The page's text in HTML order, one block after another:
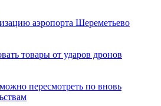
аэропорта Шереметьево
товары от ударов дронов
пересмотреть по вновь